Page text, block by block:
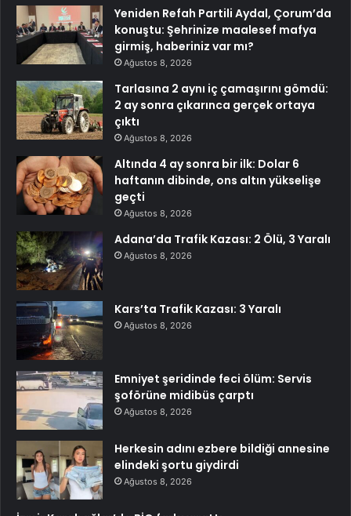
Yeniden Refah Partili Aydal, Çorum’da
konuştu: Şehrinize maalesef mafya
girmiş, haberiniz var mı?
Ağustos 8, 2026
Tarlasına 2 aynı iç çamaşırını gömdü:
2 ay sonra çıkarınca gerçek ortaya
çıktı
Ağustos 8, 2026
Altında 4 ay sonra bir ilk: Dolar 6
haftanın dibinde, ons altın yükselişe
geçti
Ağustos 8, 2026
Adana’da Trafik Kazası: 2 Ölü, 3 Yaralı
Ağustos 8, 2026
Kars’ta Trafik Kazası: 3 Yaralı
Ağustos 8, 2026
Emniyet şeridinde feci ölüm: Servis
şoförüne midibüs çarptı
Ağustos 8, 2026
Herkesin adını ezbere bildiği annesine
elindeki şortu giydirdi
Ağustos 8, 2026